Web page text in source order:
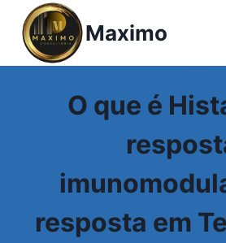
Pular
para
Maximo
O que é
resposta em